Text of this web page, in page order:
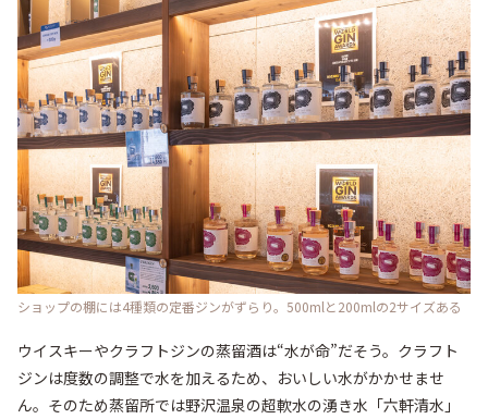
ショップの棚には4種類の定番ジンがずらり。500mlと200mlの2サイズある
ウイスキーやクラフトジンの蒸留酒は“水が命”だそう。クラフト
ジンは度数の調整で水を加えるため、おいしい水がかかせませ
ん。そのため蒸留所では野沢温泉の超軟水の湧き水「六軒清水」